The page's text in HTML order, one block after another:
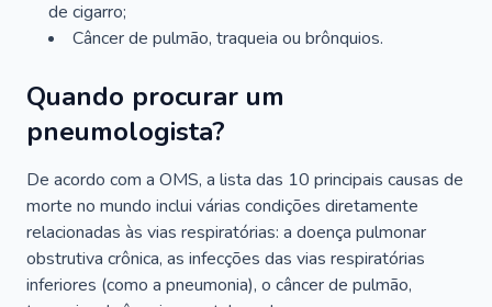
de cigarro;
Câncer de pulmão, traqueia ou brônquios.
Quando procurar um
pneumologista?
De acordo com a OMS, a lista das 10 principais causas de
morte no mundo inclui várias condições diretamente
relacionadas às vias respiratórias: a doença pulmonar
obstrutiva crônica, as infecções das vias respiratórias
inferiores (como a pneumonia), o câncer de pulmão,